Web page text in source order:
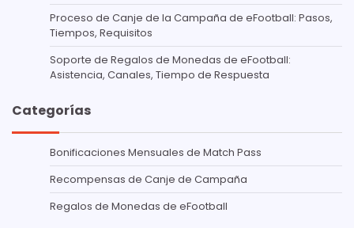
Proceso de Canje de la Campaña de eFootball: Pasos,
Tiempos, Requisitos
Soporte de Regalos de Monedas de eFootball:
Asistencia, Canales, Tiempo de Respuesta
Categorías
Bonificaciones Mensuales de Match Pass
Recompensas de Canje de Campaña
Regalos de Monedas de eFootball